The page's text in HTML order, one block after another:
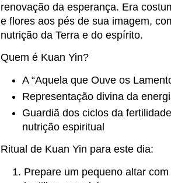
renovação da esperança. Era
e flores aos pés de sua imagem,
nutrição da Terra e do espírito.
Quem é Kuan Yin?
A “Aquela que Ouve os
Representação divina da
Guardiã dos ciclos da
nutrição espiritual
Ritual de Kuan Yin para este dia:
Prepare um pequeno altar